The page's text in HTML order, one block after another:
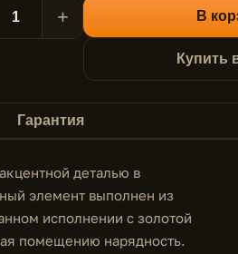
+ В
Купить
Гарантия
деталью в
элемент выполнен из
исполнении с золотой
помещению нарядность.